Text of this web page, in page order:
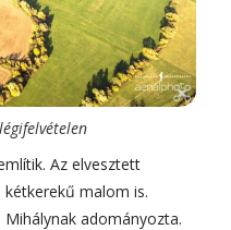
Az elvesztett
malom is.
Mihálynak adományozta.